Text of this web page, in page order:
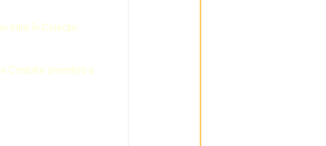
intra în Colecţie.
Cristofor (membri) a